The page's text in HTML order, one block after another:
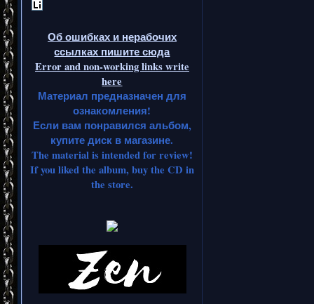
Об ошибках и нерабочих
ссылках пишите сюда
Error and non-working links write
here
Материал предназначен для
ознакомления!
Если вам понравился альбом,
купите диск в магазине.
The material is intended for review!
If you liked the album, buy the CD in
the store.